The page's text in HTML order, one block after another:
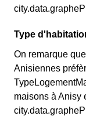
Type
On remarque
Anisiennes
maisons à Anisy